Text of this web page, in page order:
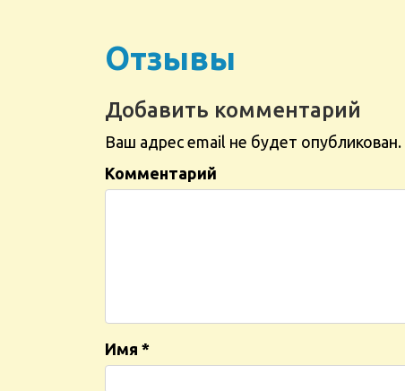
Отзывы
Добавить комментарий
Ваш адрес email не будет опубликован.
Комментарий
Имя *